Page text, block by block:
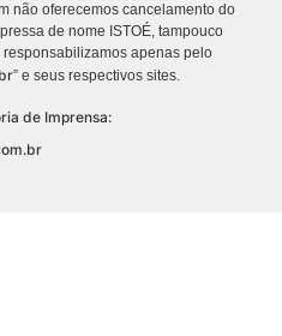
não oferecemos cancelamento do
de nome ISTOÉ, tampouco
apenas pelo
” e seus respectivos sites.
de Imprensa: